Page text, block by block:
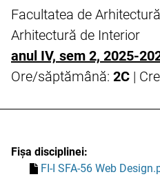
Facultatea de
Arhitectură de Interior
anul IV, sem 2, 2025-
Ore/săptămână: 2C |
Fișa disciplinei:
FI-I SFA-56 Web